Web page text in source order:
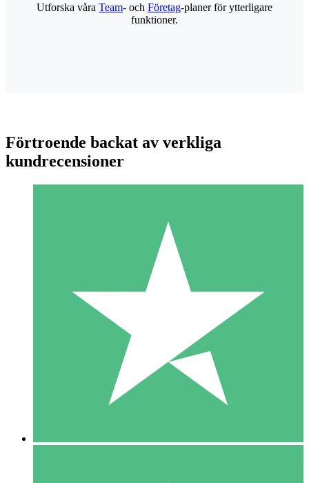
Individuella Kreditpaket
Betala per användning med nedladdningskrediter. Inget
1 Nedladdningar
10 00
Utforska våra Team- och Företag-planer för ytterligare
funktioner.
Förtroende backat av verkliga
kundrecensioner